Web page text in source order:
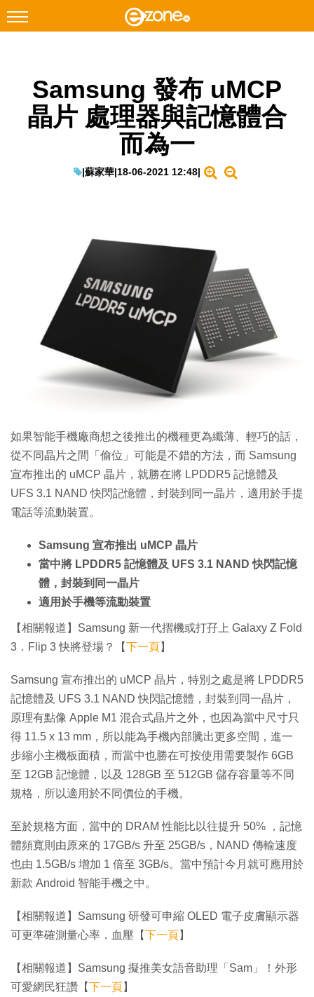
Facebook Instagram
科技焦點
生成式AI與雲端應用
Enterprise Digital Transformation
Samsung 發布 uMCP
晶片 處理器與記憶體合
而為一
|蘇家華|18-06-2021 12:48|
如果智能手機廠商想之後推出的機種更為纖薄、輕巧的話，
從不同晶片之間「偷位」可能是不錯的方法，而 Samsung
宣布推出的 uMCP 晶片，就勝在將 LPDDR5 記憶體及
UFS 3.1 NAND 快閃記憶體，封裝到同一晶片，適用於手提
電話等流動裝置。
Samsung 宣布推出 uMCP 晶片
當中將 LPDDR5 記憶體及 UFS 3.1 NAND 快閃記憶
體，封裝到同一晶片
適用於手機等流動裝置
【相關報道】Samsung 新一代摺機或打孖上 Galaxy Z Fold
3．Flip 3 快將登場？【下一頁】
Samsung 宣布推出的 uMCP 晶片，特別之處是將 LPDDR5
記憶體及 UFS 3.1 NAND 快閃記憶體，封裝到同一晶片，
原理有點像 Apple M1 混合式晶片之外，也因為當中尺寸只
得 11.5 x 13 mm，所以能為手機內部騰出更多空間，進一
步縮小主機板面積，而當中也勝在可按使用需要製作 6GB
至 12GB 記憶體，以及 128GB 至 512GB 儲存容量等不同
規格，所以適用於不同價位的手機。
至於規格方面，當中的 DRAM 性能比以往提升 50% ，記憶
體頻寬則由原來的 17GB/s 升至 25GB/s，NAND 傳輸速度
也由 1.5GB/s 增加 1 倍至 3GB/s。當中預計今月就可應用於
新款 Android 智能手機之中。
【相關報道】Samsung 研發可申縮 OLED 電子皮膚顯示器
可更準確測量心率．血壓【下一頁】
【相關報道】Samsung 擬推美女語音助理「Sam」！外形
可愛網民狂讚【下一頁】